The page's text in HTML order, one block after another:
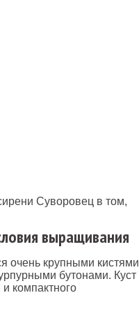
Суворовец в том,
выращивания
очень крупными кистями
бутонами. Куст
компактного